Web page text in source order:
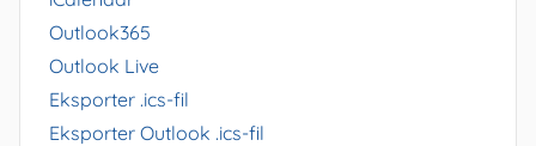
Outlook365
Outlook Live
Eksporter .ics-fil
Eksporter Outlook .ics-fil